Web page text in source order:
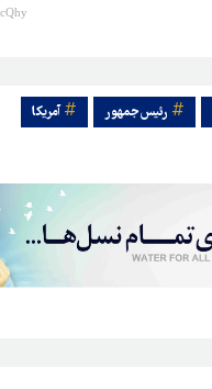
رئیس‌جمهور آمریکا